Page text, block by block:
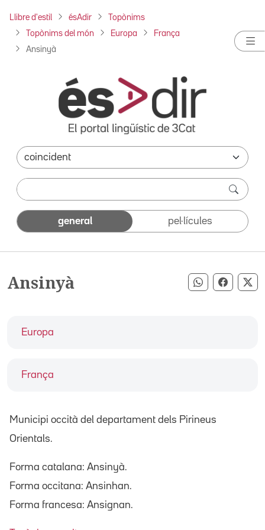
Llibre d'estil ésAdir Topònims
Topònims del món Europa França
Ansinyà
general pel·lícules
Ansinyà Compartir
Europa
França
Municipi occità del departament dels Pirineus
Orientals.
Forma catalana: Ansinyà.
Forma occitana: Ansinhan.
Forma francesa: Ansignan.